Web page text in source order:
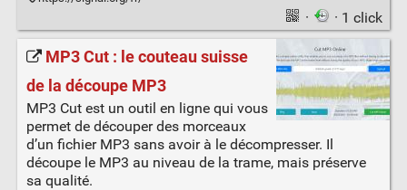
· · 1 click
MP3 Cut : le couteau suisse
de la découpe MP3
MP3 Cut est un outil en ligne qui vous
permet de découper des morceaux
d’un fichier MP3 sans avoir à le décompresser. Il
découpe le MP3 au niveau de la trame, mais préserve
sa qualité.